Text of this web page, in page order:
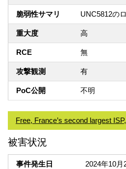
脆弱性サマリ UNC5812の
重大度 高
RCE 無
攻撃観測 有
PoC公開 不明
Free, France’s second largest
被害状況
事件発生日 2024年10月